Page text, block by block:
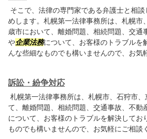
そこで、法律の専門家である弁護士と相
めします。札幌第一法律事務所は、札幌市
歳市において、離婚問題、相続問題、交通
や企業法務について、お客様のトラブルを
んな些細なものでも構いませんので、お気
訴訟・紛争対応
札幌第一法律事務所は、札幌市、石狩市
て、離婚問題、相続問題、交通事故、不動
について、お客様のトラブルを解決してお
ものでも構いませんので、お気軽にご相談